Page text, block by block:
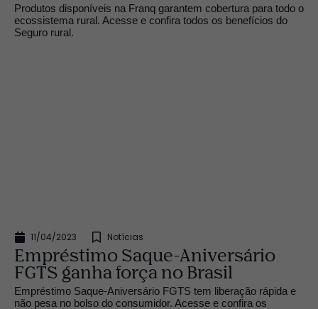
Produtos disponíveis na Franq garantem cobertura para todo o
ecossistema rural. Acesse e confira todos os benefícios do
Seguro rural.
11/04/2023 Notícias
Empréstimo Saque-Aniversário
FGTS ganha força no Brasil
Empréstimo Saque-Aniversário FGTS tem liberação rápida e
não pesa no bolso do consumidor. Acesse e confira os